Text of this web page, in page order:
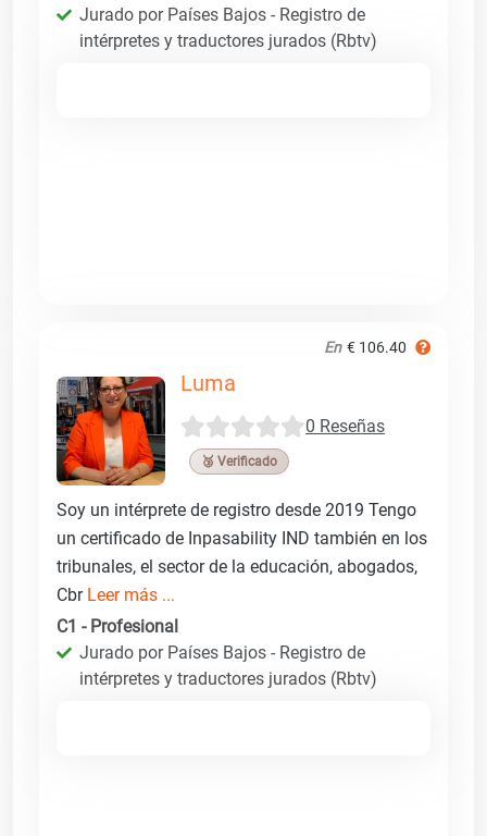
Jurado por Países Bajos - Registro de
intérpretes y traductores jurados (Rbtv)
En € 106.40
Luma
0 Reseñas
🥉 Verificado
Soy un intérprete de registro desde 2019 Tengo
un certificado de Inpasability IND también en los
tribunales, el sector de la educación, abogados,
Cbr Leer más ...
C1 - Profesional
Jurado por Países Bajos - Registro de
intérpretes y traductores jurados (Rbtv)